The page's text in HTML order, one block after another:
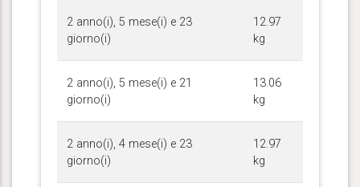
2 anno(i), 5 mese(i) e 23
giorno(i)
12.97
kg
2 anno(i), 5 mese(i) e 21
giorno(i)
13.06
kg
2 anno(i), 4 mese(i) e 23
giorno(i)
12.97
kg